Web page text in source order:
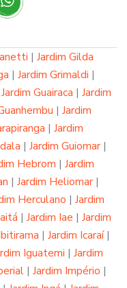
| Jardim Gilda
| Jardim Grimaldi |
Jardim Guairaca | Jardim
| Jardim
| Jardim
| Jardim Guiomar|
Hebrom | Jardim
| Jardim Heliomar|
Herculano | Jardim
| Jardim Iae | Jardim
| Jardim Icaraí|
Iguatemi | Jardim
| Jardim Império |